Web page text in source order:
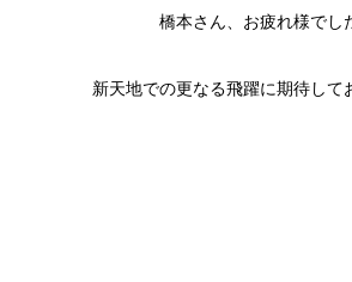
橋本さん、お疲れ様でし
新天地での更なる飛躍に期待して